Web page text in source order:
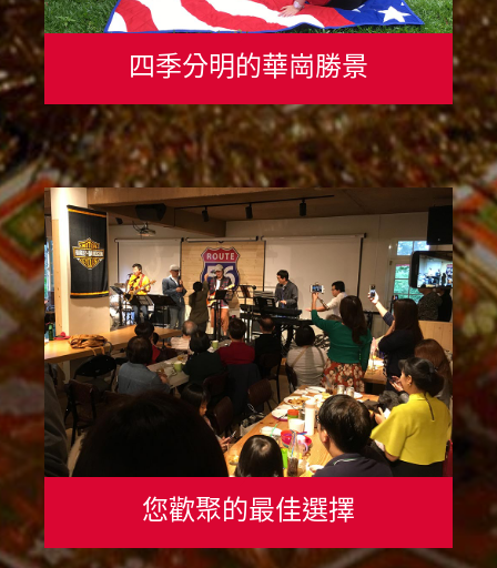
四季分明的華崗勝景
您歡聚的最佳選擇